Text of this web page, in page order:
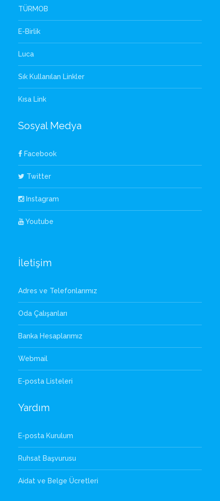
TÜRMOB
E-Birlik
Luca
Sık Kullanılan Linkler
Kısa Link
Sosyal Medya
Facebook
Twitter
Instagram
Youtube
İletişim
Adres ve Telefonlarımız
Oda Çalışanları
Banka Hesaplarımız
Webmail
E-posta Listeleri
Yardım
E-posta Kurulum
Ruhsat Başvurusu
Aidat ve Belge Ücretleri